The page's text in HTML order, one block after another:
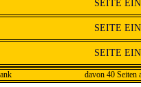
SEITE
SEITE
SEITE
davon 40 Seiten